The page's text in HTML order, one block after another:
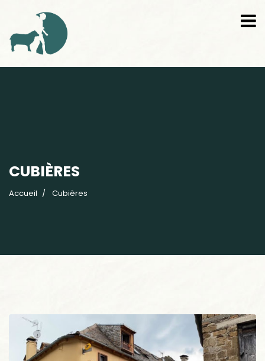
CUBIÈRES
Accueil Cubières